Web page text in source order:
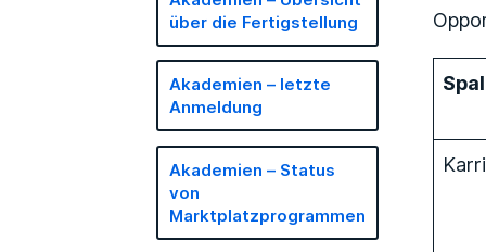
über die Fertigstellung
Akademien – letzte
Anmeldung
Akademien – Status
von
Marktplatzprogrammen